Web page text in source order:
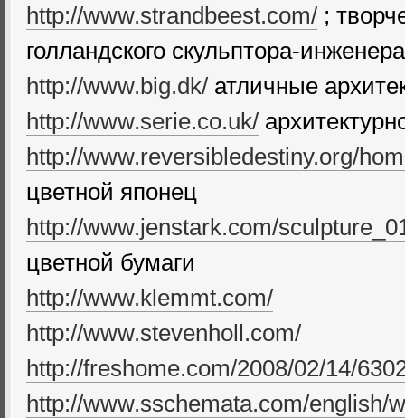
http://www.strandbeest.com/ ;
голландского скульптора-инженера
http://www.big.dk/ атличные
http://www.serie.co.uk/
http://www.reversibledestiny.org/
цветной японец
http://www.jenstark.com/
цветной бумаги
http://www.klemmt.com/
http://www.stevenholl.com/
http://freshome.com/2008/02/14/
http://www.sschemata.com/english/